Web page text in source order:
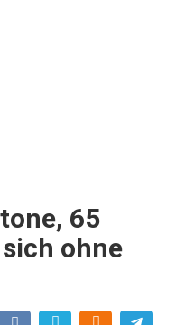
65
ohne